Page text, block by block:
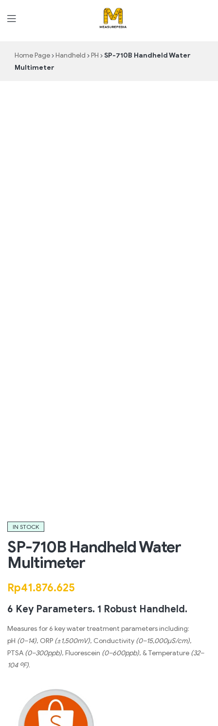
Home Page Handheld PH
SP-710B Handheld Water
Multimeter
IN STOCK
SP-710B Handheld Water
Multimeter
Rp41.876.625
6 Key Parameters. 1 Robust Handheld.
Measures for 6 key water treatment parameters including:
pH (0–14), ORP (±1,500mV), Conductivity (0–15,000µS/cm),
PTSA (0–300ppb), Fluorescein (0–600ppb), & Temperature (32–
104 ºF).